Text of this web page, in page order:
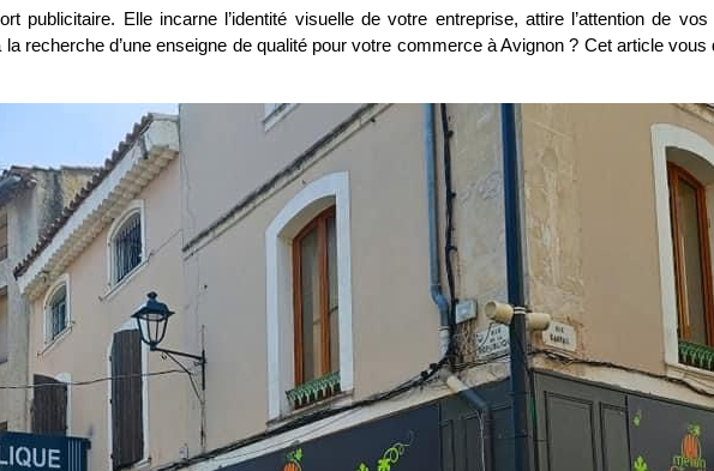
publicitaire. Elle incarne l’identité visuelle de votre entreprise, attire l’attention de
recherche d’une enseigne de qualité pour votre commerce à Avignon ? Cet article